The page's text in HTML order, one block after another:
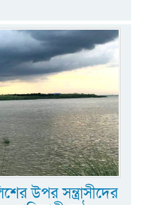
উপর সন্ত্রাসীদের